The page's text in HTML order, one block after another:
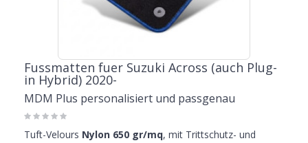
Fussmatten fuer Suzuki Across (auch Plug-
in Hybrid) 2020-
MDM Plus personalisiert und passgenau
Tuft-Velours Nylon 650 gr/mq, mit Trittschutz- und